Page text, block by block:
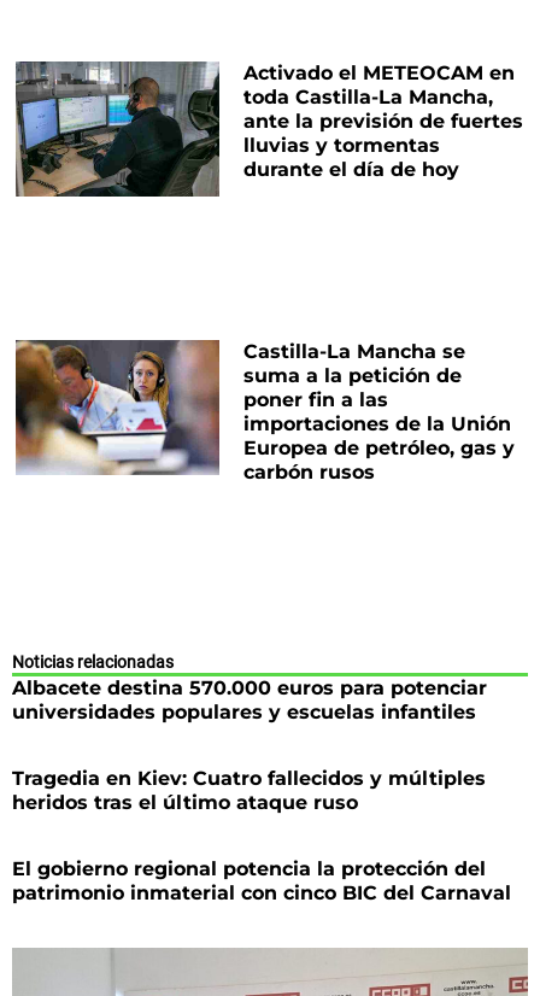
Activado el METEOCAM en
toda Castilla-La Mancha,
ante la previsión de fuertes
lluvias y tormentas
durante el día de hoy
Castilla-La Mancha se
suma a la petición de
poner fin a las
importaciones de la Unión
Europea de petróleo, gas y
carbón rusos
Noticias relacionadas
Albacete destina 570.000 euros para potenciar
universidades populares y escuelas infantiles
Tragedia en Kiev: Cuatro fallecidos y múltiples
heridos tras el último ataque ruso
El gobierno regional potencia la protección del
patrimonio inmaterial con cinco BIC del Carnaval